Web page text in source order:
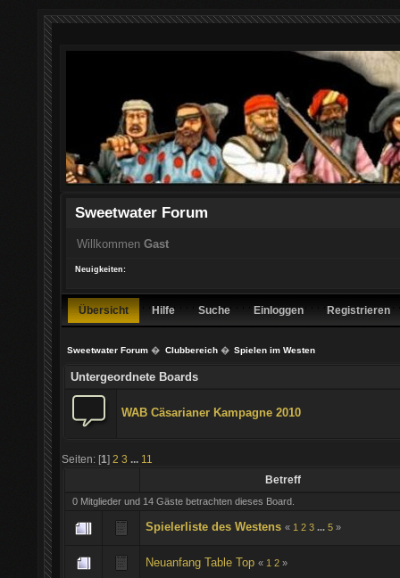
Sweetwater Forum
Willkommen Gast
Neuigkeiten:
Übersicht Hilfe Suche Einloggen Registrieren
Sweetwater Forum � Clubbereich� Spielen im Westen
Untergeordnete Boards
WAB Cäsarianer Kampagne 2010
Seiten: [1] 2 3
11
Betreff
0 Mitglieder und 14 Gäste betrachten dieses Board.
Spielerliste des Westens « 1 2 3 ...5 »
Neuanfang Table Top « 1 2 »